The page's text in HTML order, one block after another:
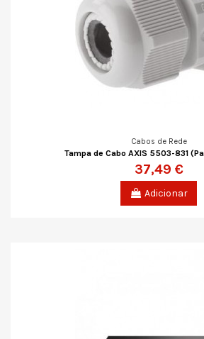
Cabos de Rede
Tampa de Cabo AXIS 5503-831
37,49 €
Adicionar